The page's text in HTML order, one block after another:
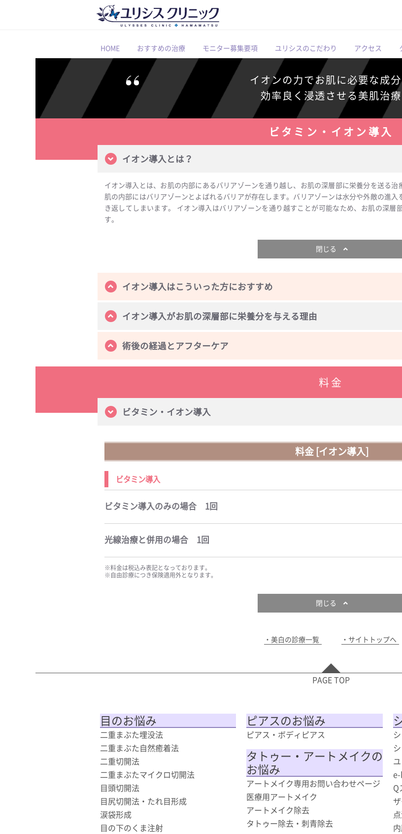
HOME おすすめの治療 モニター募集要項 ユリシスのこだわり アクセス
イオンの力でお肌に必要な成
効率良く浸透させる美肌治療
ビタミン・イオン導入
イオン導入とは？
イオン導入とは、お肌の内部にあるバリアゾーンを通り越し、お肌の深層部に栄養分を送る
肌の内部にはバリアゾーンとよばれるバリアが存在します。バリアゾーンは水分や外敵の進
き返してしまいます。 イオン導入はバリアゾーンを通り越すことが可能なため、お肌の深
す。
閉じる
イオン導入はこういった方におすすめ
イオン導入がお肌の深層部に栄養分を与える理由
術後の経過とアフターケア
料金
ビタミン・イオン導入
料金 [イオン導入]
ビタミン導入
ビタミン導入のみの場合 1回
光線治療と併用の場合 1回
※料金は税込み表記となっております。
※自由診療につき保険適用外となります。
閉じる
美白の診療一覧 サイトトップへ
PAGE TOP
目のお悩み
二重まぶた埋没法
二重まぶた自然癒着法
二重切開法
二重まぶたマイクロ切開法
目頭切開法
目尻切開法・たれ目形成
涙袋形成
目の下のくま注射
ピアスのお悩み
ピアス・ボディピアス
タトゥー・アートメイクの
お悩み
アートメイク専用お問い合わせページ
医療用アートメイク
アートメイク除去
タトゥー除去・刺青除去
Q